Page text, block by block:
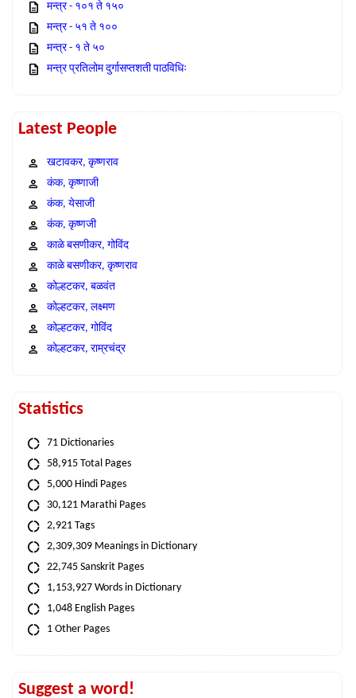
मन्त्र - १०१ ते १५०
मन्त्र - ५१ ते १००
मन्त्र - १ ते ५०
मन्त्र प्रतिलोम दुर्गासप्तशती पाठविधिः
Latest People
खटावकर, कृष्णराव
कंक, कृष्णाजी
कंक, येसाजी
कंक, कृष्णजी
काळे बसणीकर, गोविंद
काळे बसणीकर, कृष्णराव
कोल्हटकर, बळवंत
कोल्हटकर, लक्ष्मण
कोल्हटकर, गोविंद
कोल्हटकर, राम्रचंद्र
Statistics
71 Dictionaries
58,915 Total Pages
5,000 Hindi Pages
30,121 Marathi Pages
2,921 Tags
2,309,309 Meanings in Dictionary
22,745 Sanskrit Pages
1,153,927 Words in Dictionary
1,048 English Pages
1 Other Pages
Suggest a word!